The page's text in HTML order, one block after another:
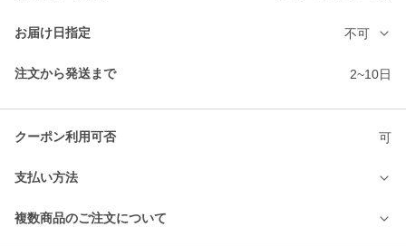
お届け日指定 不可
注文から発送まで 2~10日
クーポン利用可否 可
支払い方法
複数商品のご注文について